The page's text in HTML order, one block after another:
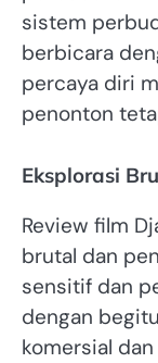
sistem
berbicara
percaya diri
penonton
Eksplorasi
Review film
brutal dan
sensitif dan
dengan
komersial